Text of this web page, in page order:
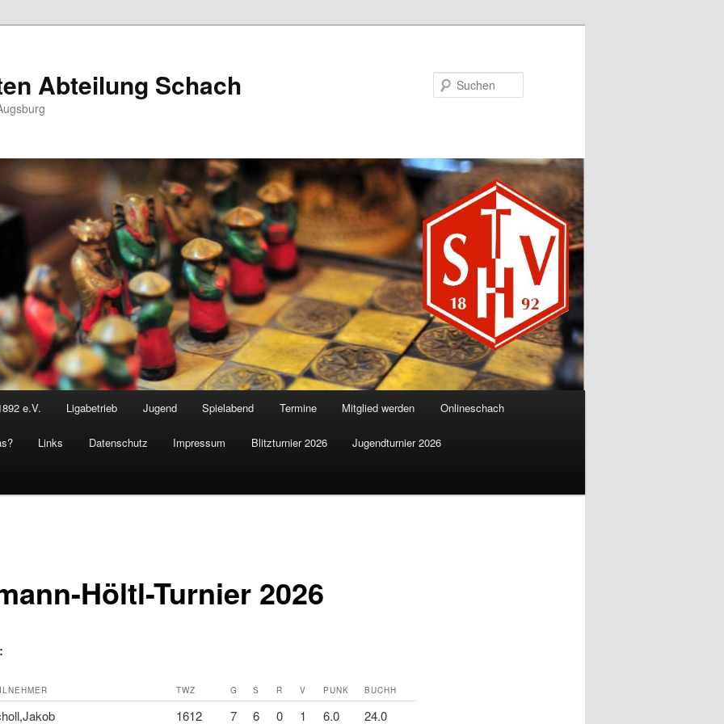
Abteilung Schach
e.V. Ligabetrieb Jugend Spielabend Termine Mitglied werden Onlineschach
Links Datenschutz Impressum Blitzturnier 2026 Jugendturnier 2026
Höltl-Turnier 2026
TWZ G S R V PUNK BUCHH
1612 7 6 0 1 6.0
24.0